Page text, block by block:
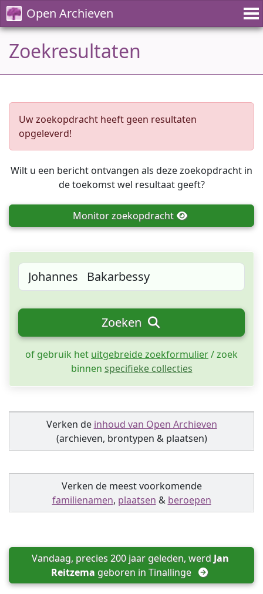
Open Archieven
Zoekresultaten
Uw zoekopdracht heeft geen resultaten
opgeleverd!
Wilt u een bericht ontvangen als deze zoekopdracht in
de toekomst wel resultaat geeft?
Monitorzoekopdracht
Zoeken
of gebruik het uitgebreide zoekformulier/ zoek
binnen specifieke collecties
Verken de inhoud van Open Archieven
(archieven, brontypen & plaatsen)
Verken de meest voorkomende
familienamen, plaatsen & beroepen
Vandaag, precies 200 jaar geleden, werd Jan
Reitzema geboren in Tinallinge